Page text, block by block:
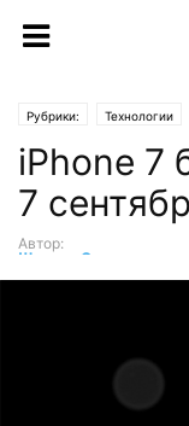
Рубрики: Технологии
iPhone 7
7
Автор:
Шухрат Саттаров